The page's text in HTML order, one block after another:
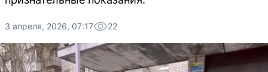
3 апреля, 2026, 07:17 22